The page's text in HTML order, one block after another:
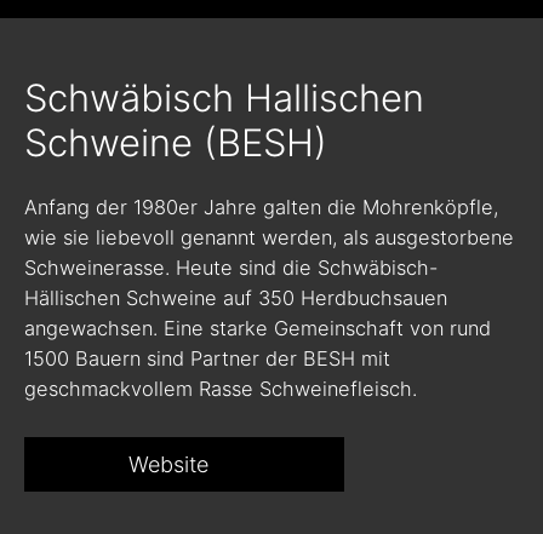
Schwäbisch Hallischen
Schweine (BESH)
Anfang der 1980er Jahre galten die Mohrenköpfle,
wie sie liebevoll genannt werden, als ausgestorbene
Schweinerasse. Heute sind die Schwäbisch-
Hällischen Schweine auf 350 Herdbuchsauen
angewachsen. Eine starke Gemeinschaft von rund
1500 Bauern sind Partner der BESH mit
geschmackvollem Rasse Schweinefleisch.
Website